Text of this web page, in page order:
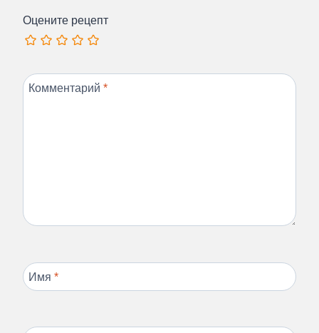
Оцените рецепт
Комментарий *
Имя *